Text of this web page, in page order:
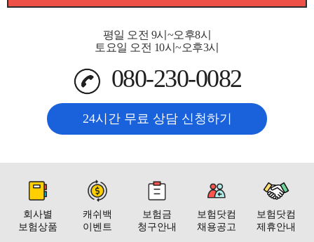
평일 오전 9시~오후8시
토요일 오전 10시~오후3시
080-230-0082
24시간 무료 상담 신청하기
회사별
보험상품
캐쉬백
이벤트
보험금
청구안내
보험닷컴
채용공고
보험닷컴
제휴안내